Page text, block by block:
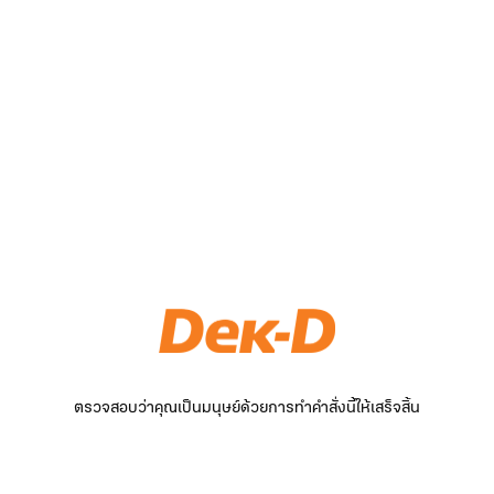
ตรวจสอบว่าคุณเป็นมนุษย์ด้วยการทำคำสั่งนี้ให้เสร็จสิ้น